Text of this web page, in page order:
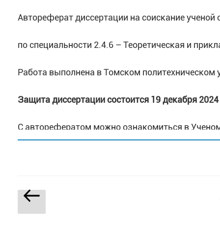
Автореферат диссертации на соискание ученой
по специальности 2.4.6 – Теоретическая и
Работа выполнена в Томском политехническом
Защита диссертации состоится 19 декабря 2024
С авторефератом можно ознакомиться в
Навигация
поПредыдущая